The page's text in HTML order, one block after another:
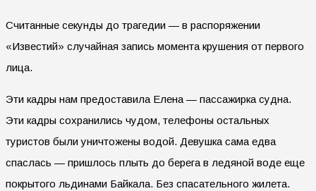
Считанные секунды до трагедии — в распоряжении
«Известий» случайная запись момента крушения от первого
лица.
Эти кадры нам предоставила Елена — пассажирка судна.
Эти кадры сохранились чудом, телефоны остальных
туристов были уничтожены водой. Девушка сама едва
спаслась — пришлось плыть до берега в ледяной воде еще
покрытого льдинами Байкала. Без спасательного жилета.